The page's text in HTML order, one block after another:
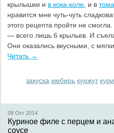
крылышки и в кока-коле , и в
нравится мне чуть-чуть
этого рецепта пройти не
— всего лишь 6 крыльев. И
Они оказались вкусными, с
Читать →
закуска имбирь кунжут
08 Окт2014
Куриное филе с перцем и
соусе